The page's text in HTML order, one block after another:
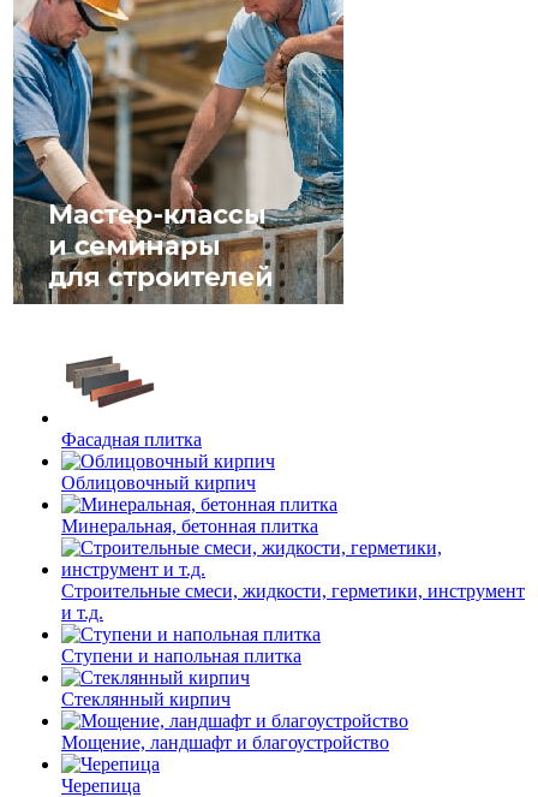
Фасадная плитка
Облицовочный кирпич
Минеральная, бетонная плитка
Строительные смеси, жидкости, герметики, инструмент
и т.д.
Ступени и напольная плитка
Cтеклянный кирпич
Мощение, ландшафт и благоустройство
Черепица